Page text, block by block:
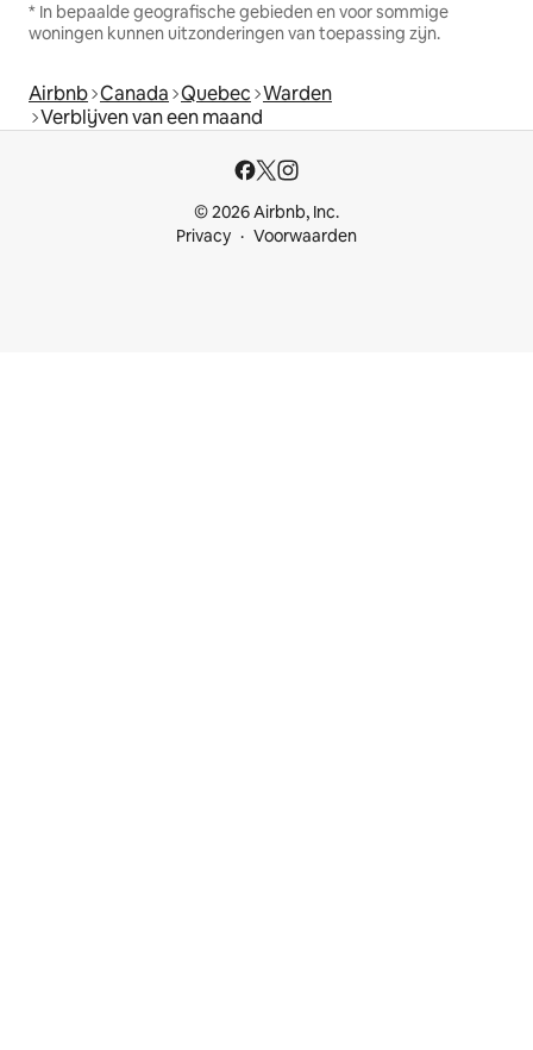
* In bepaalde geografische gebieden en voor sommige
woningen kunnen uitzonderingen van toepassing zijn.
Airbnb Canada Quebec Warden
Verblijven van een maand
© 2026 Airbnb, Inc.
Privacy
Voorwaarden